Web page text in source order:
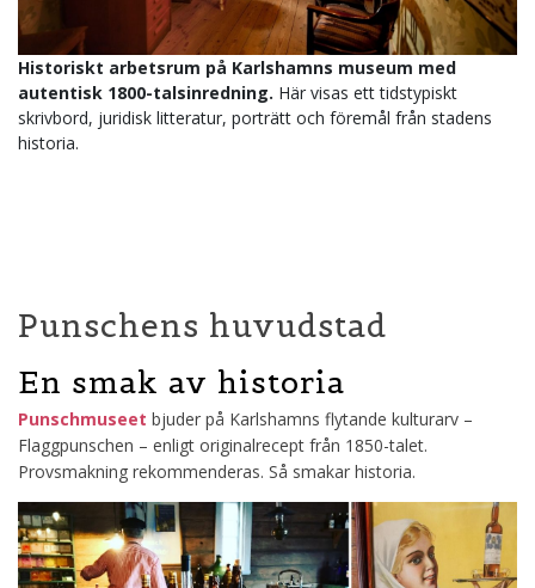
Historiskt arbetsrum på Karlshamns museum med
autentisk 1800-talsinredning. Här visas ett tidstypiskt
skrivbord, juridisk litteratur, porträtt och föremål från stadens
historia.
Punschens huvudstad
En smak av historia
Punschmuseet bjuder på Karlshamns flytande kulturarv –
Flaggpunschen – enligt originalrecept från 1850-talet.
Provsmakning rekommenderas. Så smakar historia.